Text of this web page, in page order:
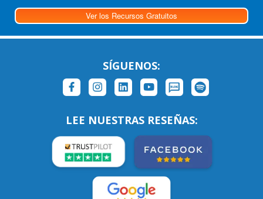
Ver los Recursos Gratuitos
SÍGUENOS:
LEE NUESTRAS RESEÑAS: